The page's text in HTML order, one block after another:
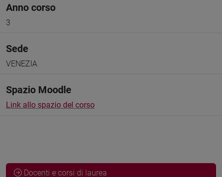
Anno corso
3
Sede
VENEZIA
Spazio Moodle
Link allo spazio del corso
Docenti e corsi di laurea